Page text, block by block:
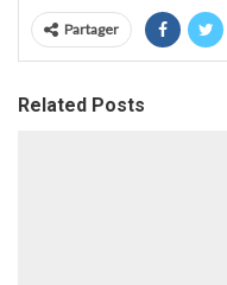
Partager
Related Posts